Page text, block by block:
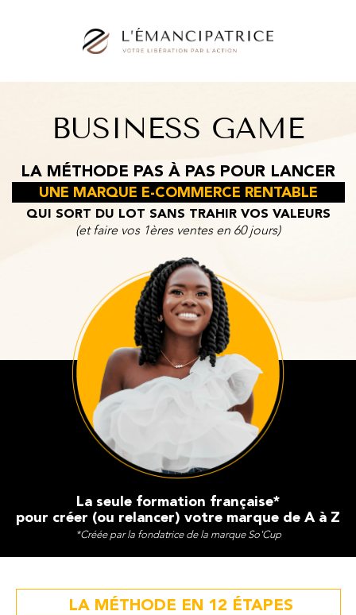
BUSINESS GAME
LA MÉTHODE PAS À PAS POUR LANCER
UNE MARQUE E-COMMERCE RENTABLE
QUI SORT DU LOT SANS TRAHIR VOS VALEURS
(et faire vos 1ères ventes en 60 jours)
La seule formation française*
pour créer (ou relancer) votre marque de A à Z
*Créée par la fondatrice de la marque So'Cup
LA MÉTHODE EN 12 ÉTAPES